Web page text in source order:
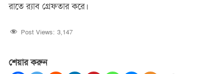
রাতে র‌্যাব গ্রেফতার করে।
Post Views: 3,147
শেয়ার করুন